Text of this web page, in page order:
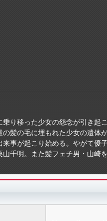
り移った少女の怨念が引き起
髪の毛に埋もれた少女の遺体
事が起こり始める。やがて優
千明。また髪フェチ男・山崎